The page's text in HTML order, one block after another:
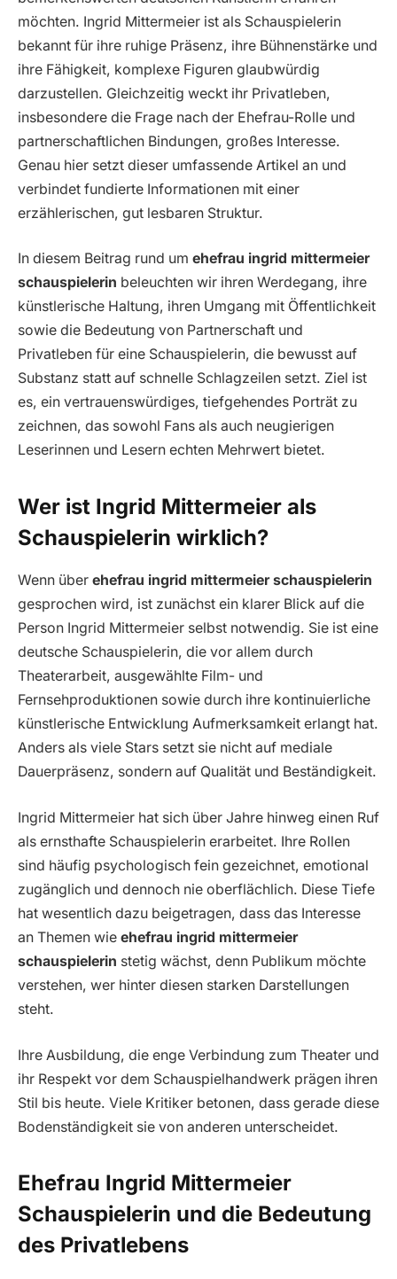
möchten. Ingrid Mittermeier ist als Schauspielerin
bekannt für ihre ruhige Präsenz, ihre Bühnenstärke und
ihre Fähigkeit, komplexe Figuren glaubwürdig
darzustellen. Gleichzeitig weckt ihr Privatleben,
insbesondere die Frage nach der Ehefrau-Rolle und
partnerschaftlichen Bindungen, großes Interesse.
Genau hier setzt dieser umfassende Artikel an und
verbindet fundierte Informationen mit einer
erzählerischen, gut lesbaren Struktur.
In diesem Beitrag rund um ehefrau ingrid mittermeier
schauspielerin beleuchten wir ihren Werdegang, ihre
künstlerische Haltung, ihren Umgang mit Öffentlichkeit
sowie die Bedeutung von Partnerschaft und
Privatleben für eine Schauspielerin, die bewusst auf
Substanz statt auf schnelle Schlagzeilen setzt. Ziel ist
es, ein vertrauenswürdiges, tiefgehendes Porträt zu
zeichnen, das sowohl Fans als auch neugierigen
Leserinnen und Lesern echten Mehrwert bietet.
Wer ist Ingrid Mittermeier als
Schauspielerin wirklich?
Wenn über ehefrau ingrid mittermeier schauspielerin
gesprochen wird, ist zunächst ein klarer Blick auf die
Person Ingrid Mittermeier selbst notwendig. Sie ist eine
deutsche Schauspielerin, die vor allem durch
Theaterarbeit, ausgewählte Film- und
Fernsehproduktionen sowie durch ihre kontinuierliche
künstlerische Entwicklung Aufmerksamkeit erlangt hat.
Anders als viele Stars setzt sie nicht auf mediale
Dauerpräsenz, sondern auf Qualität und Beständigkeit.
Ingrid Mittermeier hat sich über Jahre hinweg einen Ruf
als ernsthafte Schauspielerin erarbeitet. Ihre Rollen
sind häufig psychologisch fein gezeichnet, emotional
zugänglich und dennoch nie oberflächlich. Diese Tiefe
hat wesentlich dazu beigetragen, dass das Interesse
an Themen wie ehefrau ingrid mittermeier
schauspielerin stetig wächst, denn Publikum möchte
verstehen, wer hinter diesen starken Darstellungen
steht.
Ihre Ausbildung, die enge Verbindung zum Theater und
ihr Respekt vor dem Schauspielhandwerk prägen ihren
Stil bis heute. Viele Kritiker betonen, dass gerade diese
Bodenständigkeit sie von anderen unterscheidet.
Ehefrau Ingrid Mittermeier
Schauspielerin und die Bedeutung
des Privatlebens